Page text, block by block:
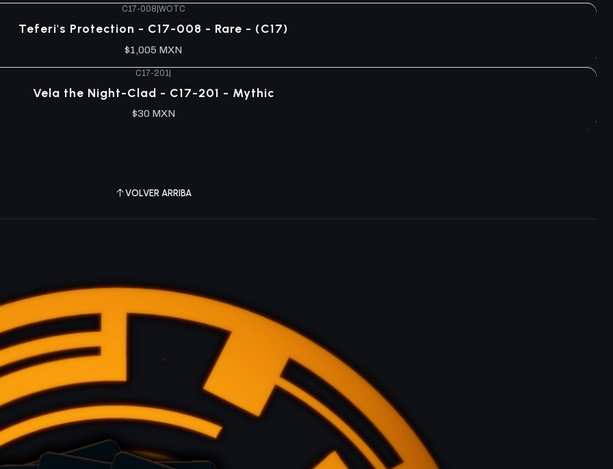
C17-008 WOTC
Teferi's Protection - C17-008 - Rare - (C17)
$1,005 MXN
C17-201 |
Vela the Night-Clad - C17-201 - Mythic
$30 MXN
VOLVER ARRIBA